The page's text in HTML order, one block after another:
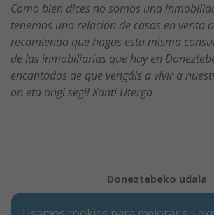
Como bien dices no somos una
tenemos una relación de casas en venta
recomiendo que hagas esta misma
de las inmobiliarias que hay en
encantados de que vengáis a vivir a
on eta ongi segi! Xanti Uterga
Doneztebeko udala